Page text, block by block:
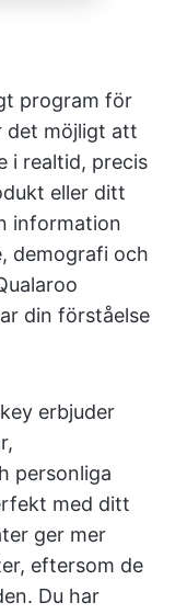
program för
det möjligt att
i realtid, precis
eller ditt
information
demografi och
din förståelse
erbjuder
personliga
med ditt
ger mer
eftersom de
Du har